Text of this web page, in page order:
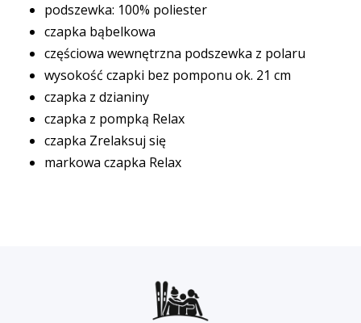
podszewka: 100% poliester
czapka bąbelkowa
częściowa wewnętrzna podszewka z polaru
wysokość czapki bez pomponu ok. 21 cm
czapka z dzianiny
czapka z pompką Relax
czapka Zrelaksuj się
markowa czapka Relax